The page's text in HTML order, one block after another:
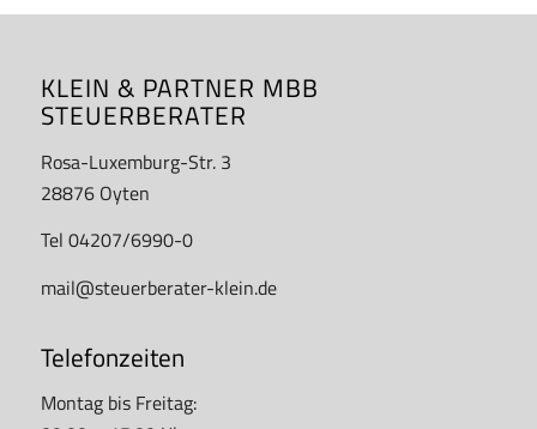
KLEIN & PARTNER MBB
STEUERBERATER
Rosa-Luxemburg-Str. 3
28876 Oyten
Tel 04207/6990-0
mail@steuerberater-klein.de
Telefonzeiten
Montag bis Freitag: